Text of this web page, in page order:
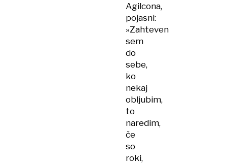
Agilcona,
pojasni:
»Zahteven
sem
do
sebe,
ko
nekaj
obljubim,
to
naredim,
če
so
roki,